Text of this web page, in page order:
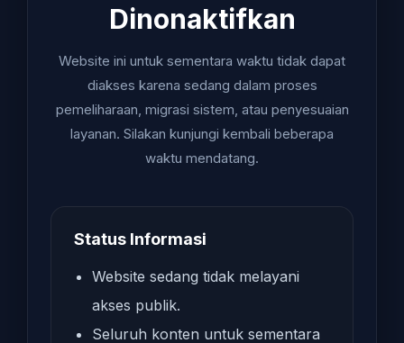
Dinonaktifkan
Website ini untuk sementara waktu tidak dapat
diakses karena sedang dalam proses
pemeliharaan, migrasi sistem, atau penyesuaian
layanan. Silakan kunjungi kembali beberapa
waktu mendatang.
Status Informasi
Website sedang tidak melayani
akses publik.
Seluruh konten untuk sementara